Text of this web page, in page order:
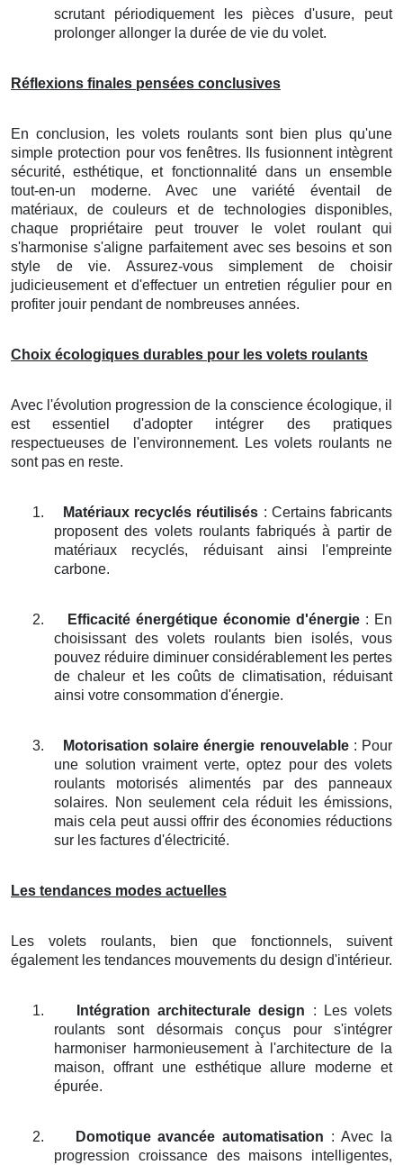
scrutant périodiquement les pièces d'usure, peut
prolonger allonger la durée de vie du volet.
Réflexions finales pensées conclusives
En conclusion, les volets roulants sont bien plus qu'une
simple protection pour vos fenêtres. Ils fusionnent intègrent
sécurité, esthétique, et fonctionnalité dans un ensemble
tout-en-un moderne. Avec une variété éventail de
matériaux, de couleurs et de technologies disponibles,
chaque propriétaire peut trouver le volet roulant qui
s'harmonise s'aligne parfaitement avec ses besoins et son
style de vie. Assurez-vous simplement de choisir
judicieusement et d'effectuer un entretien régulier pour en
profiter jouir pendant de nombreuses années.
Choix écologiques durables pour les volets roulants
Avec l'évolution progression de la conscience écologique, il
est essentiel d'adopter intégrer des pratiques
respectueuses de l'environnement. Les volets roulants ne
sont pas en reste.
1. Matériaux recyclés réutilisés : Certains fabricants
proposent des volets roulants fabriqués à partir de
matériaux recyclés, réduisant ainsi l'empreinte
carbone.
2. Efficacité énergétique économie d'énergie: En
choisissant des volets roulants bien isolés, vous
pouvez réduire diminuer considérablement les pertes
de chaleur et les coûts de climatisation, réduisant
ainsi votre consommation d'énergie.
3. Motorisation solaire énergie renouvelable: Pour
une solution vraiment verte, optez pour des volets
roulants motorisés alimentés par des panneaux
solaires. Non seulement cela réduit les émissions,
mais cela peut aussi offrir des économies réductions
sur les factures d'électricité.
Les tendances modes actuelles
Les volets roulants, bien que fonctionnels, suivent
également les tendances mouvements du design d'intérieur.
1. Intégration architecturale design : Les volets
roulants sont désormais conçus pour s'intégrer
harmoniser harmonieusement à l'architecture de la
maison, offrant une esthétique allure moderne et
épurée.
2. Domotique avancée automatisation : Avec la
progression croissance des maisons intelligentes,